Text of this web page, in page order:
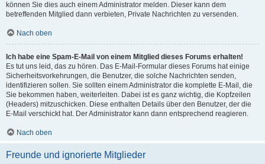
können Sie dies auch einem Administrator melden. Dieser kann dem
betreffenden Mitglied dann verbieten, Private Nachrichten zu versenden.
Nach oben
Ich habe eine Spam-E-Mail von einem Mitglied dieses Forums erhalten!
Es tut uns leid, das zu hören. Das E-Mail-Formular dieses Forums hat einige
Sicherheitsvorkehrungen, die Benutzer, die solche Nachrichten senden,
identifizieren sollen. Sie sollten einem Administrator die komplette E-Mail, die
Sie bekommen haben, weiterleiten. Dabei ist es ganz wichtig, die Kopfzeilen
(Headers) mitzuschicken. Diese enthalten Details über den Benutzer, der die
E-Mail verschickt hat. Der Administrator kann dann entsprechend reagieren.
Nach oben
Freunde und ignorierte Mitglieder